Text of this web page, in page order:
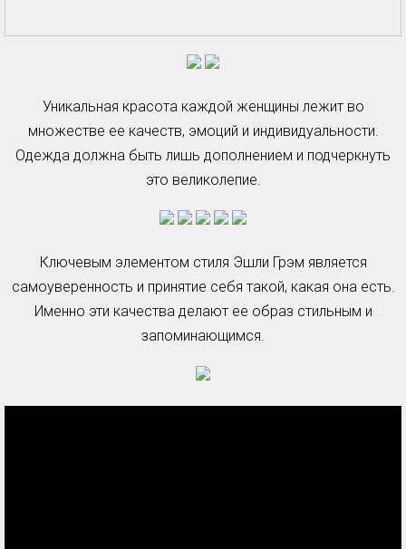
Уникальная красота каждой женщины лежит во
множестве ее качеств, эмоций и индивидуальности.
Одежда должна быть лишь дополнением и подчеркнуть
это великолепие.
Ключевым элементом стиля Эшли Грэм является
самоуверенность и принятие себя такой, какая она есть.
Именно эти качества делают ее образ стильным и
запоминающимся.